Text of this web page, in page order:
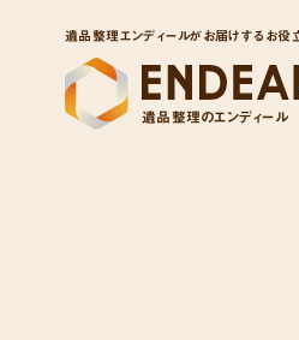
遺品整理エンディールがお届けするお役
遺品整理のエンディール